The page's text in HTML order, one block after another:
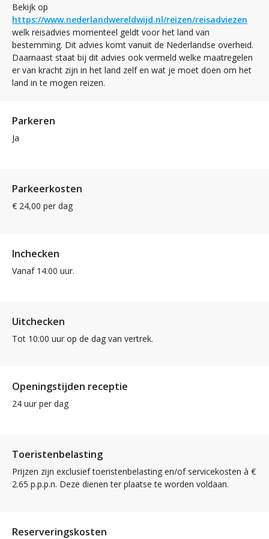
Bekijk op
https://www.nederlandwereldwijd.nl/reizen/reisadviezen
welk reisadvies momenteel geldt voor het land van
bestemming. Dit advies komt vanuit de Nederlandse overheid.
Daarnaast staat bij dit advies ook vermeld welke maatregelen
er van kracht zijn in het land zelf en wat je moet doen om het
land in te mogen reizen.
Parkeren
Ja
Parkeerkosten
€ 24,00 per dag
Inchecken
Vanaf 14:00 uur.
Uitchecken
Tot 10:00 uur op de dag van vertrek.
Openingstijden receptie
24 uur per dag
Toeristenbelasting
Prijzen zijn exclusief toeristenbelasting en/of servicekosten à €
2.65 p.p.p.n. Deze dienen ter plaatse te worden voldaan.
Reserveringskosten